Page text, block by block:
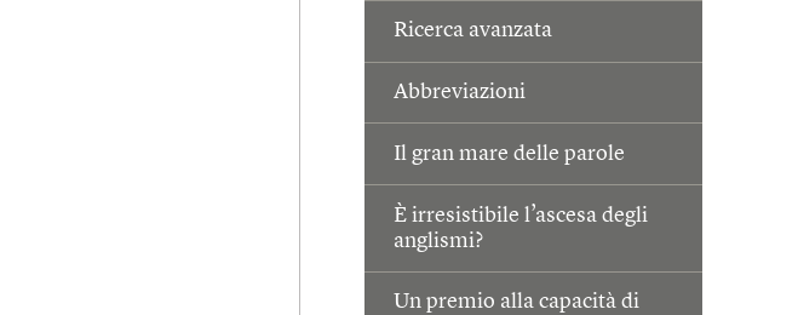
Ricerca avanzata
Abbreviazioni
Il gran mare delle parole
È irresistibile l’ascesa degli
anglismi?
Un premio alla capacità di